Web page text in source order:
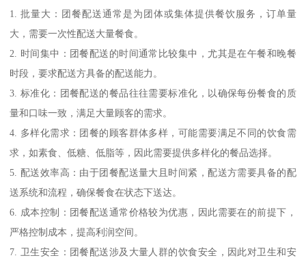
1. 批量大：团餐配送通常是为团体或集体提供餐饮服务，订单量
大，需要一次性配送大量餐食。
2. 时间集中：团餐配送的时间通常比较集中，尤其是在午餐和晚餐
时段，要求配送方具备的配送能力。
3. 标准化：团餐配送的餐品往往需要标准化，以确保每份餐食的质
量和口味一致，满足大量顾客的需求。
4. 多样化需求：团餐的顾客群体多样，可能需要满足不同的饮食需
求，如素食、低糖、低脂等，因此需要提供多样化的餐品选择。
5. 配送效率高：由于团餐配送量大且时间紧，配送方需要具备的配
送系统和流程，确保餐食在状态下送达。
6. 成本控制：团餐配送通常价格较为优惠，因此需要在的前提下，
严格控制成本，提高利润空间。
7. 卫生安全：团餐配送涉及大量人群的饮食安全，因此对卫生和安